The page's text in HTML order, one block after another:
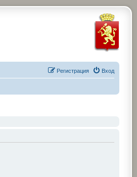
Вход
Регистрация